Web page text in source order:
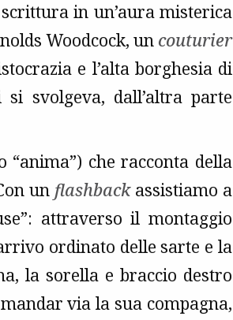
in un’aura misterica
Woodcock, un couturier
e l’alta borghesia di
svolgeva, dall’altra parte
che racconta della
un flashbackassistiamo a
attraverso il montaggio
ordinato delle sarte e la
la sorella e braccio destro
via la sua compagna,